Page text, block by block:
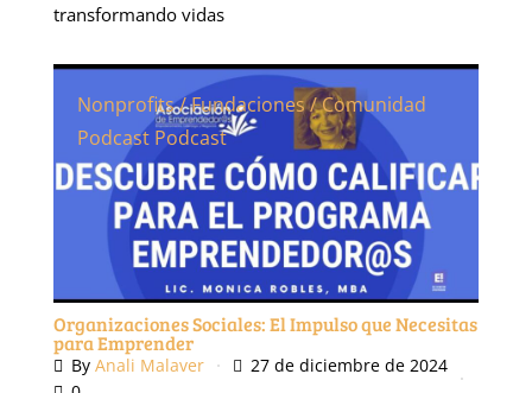
transformando vidas
Nonprofits / Fundaciones / Comunidad
Podcast Podcast
Organizaciones Sociales: El Impulso que Necesitas
para Emprender
By Anali Malaver
27 de diciembre de 2024